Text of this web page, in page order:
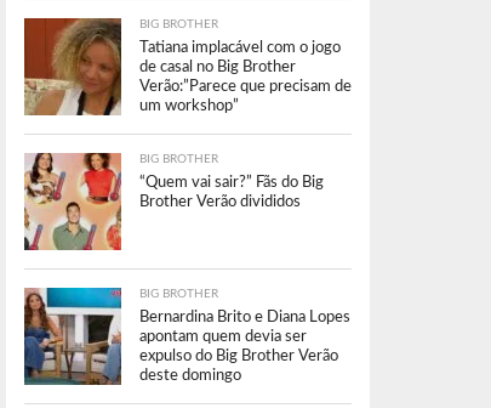
BIG BROTHER
Tatiana implacável com o jogo
de casal no Big Brother
Verão:”Parece que precisam de
um workshop”
BIG BROTHER
“Quem vai sair?” Fãs do Big
Brother Verão divididos
BIG BROTHER
Bernardina Brito e Diana Lopes
apontam quem devia ser
expulso do Big Brother Verão
deste domingo